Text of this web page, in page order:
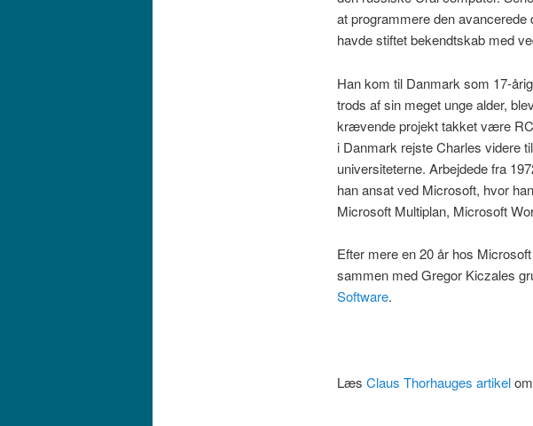
at programmere den
havde stiftet bekendtskab med
Han kom til Danmark som 17-
trods af sin meget unge alder,
krævende projekt takket være
i Danmark rejste Charles videre
universiteterne. Arbejdede fra
han ansat ved Microsoft, hvor
Microsoft Multiplan, Microsoft
Efter mere en 20 år hos
sammen med Gregor Kiczales
Software.
Læs Claus Thorhauges artikel